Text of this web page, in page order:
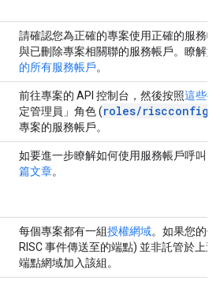
請確認您為正確的專案使用正確的服務
與已刪除專案相關聯的服務帳戶。瞭解如
的所有服務帳戶。
前往專案的 API 控制台，然後按照這些
定管理員」角色 (roles/
專案的服務帳戶。
如要進一步瞭解如何使用服務帳戶呼叫
篇文章。
每個專案都有一組授權網域。如果您的
RISC 事件傳送至的端點) 並非託管於上
端點網域加入該組。